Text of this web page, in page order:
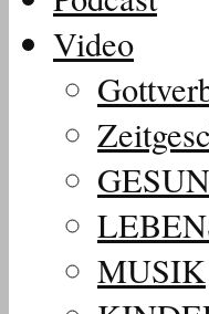
Video
MUSIK